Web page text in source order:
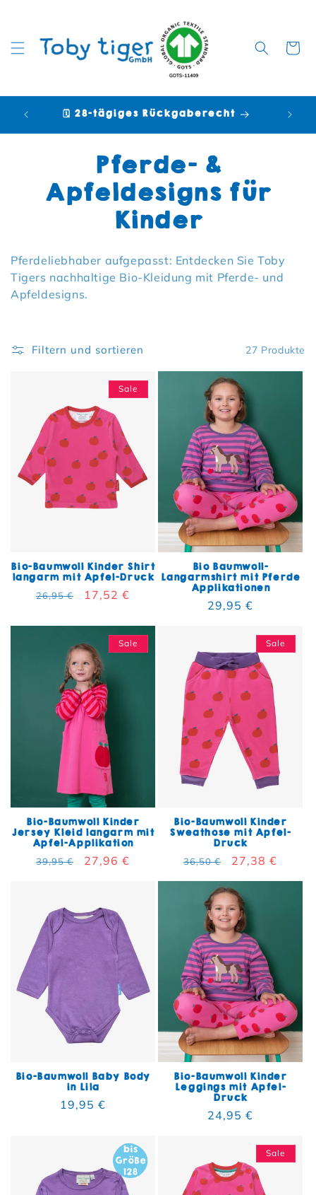
🗓️ 28-tägiges Rückgaberecht
Kategorie:
Pferde- &
Apfeldesigns für
Kinder
Pferdeliebhaber aufgepasst: Entdecken Sie Toby
Tigers nachhaltige Bio-Kleidung mit Pferde- und
Apfeldesigns.
Filtern und sortieren 27 Produkte
Sale
Bio-Baumwoll Kinder Shirt
langarm mit Apfel-Druck
Normaler Preis
26,95 € Verkaufspreis
17,52 €
Bio Baumwoll-
Langarmshirt mit Pferde
Applikationen
Normaler Preis
29,95 €
Sale
Bio-Baumwoll Kinder
Jersey Kleid langarm mit
Apfel-Applikation
Normaler Preis
39,95 € Verkaufspreis
27,96 €
Sale
Bio-Baumwoll Kinder
Sweathose mit Apfel-
Druck
Normaler Preis
36,50 € Verkaufspreis
27,38 €
Bio-Baumwoll Baby Body
in Lila
Normaler Preis
19,95 €
Bio-Baumwoll Kinder
Leggings mit Apfel-
Druck
Normaler Preis
24,95 €
Sale